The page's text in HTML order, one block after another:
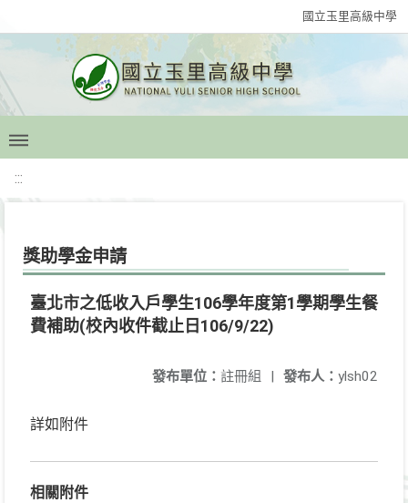
國立玉里高級中學
:::
獎助學金申請
臺北市之低收入戶學生106學年度第1學期學生餐
費補助(校內收件截止日106/9/22)
發布人： ylsh02
發布單位： 註冊組 |
詳如附件
相關附件